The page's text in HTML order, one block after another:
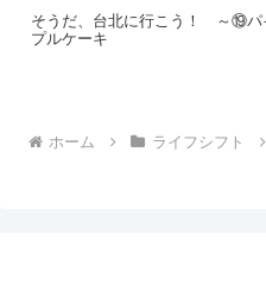
そうだ、台北に行こう！ ～⑲パ
プルケーキ
ホーム ライフシフト